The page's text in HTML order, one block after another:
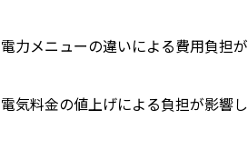
電力メニューの違いによる費用負担
電気料金の値上げによる負担が影響